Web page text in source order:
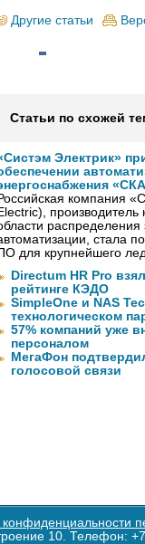
Другие статьи
Статьи по схожей
Электрик»
компания
распределения
стала
для крупнейшего
Directum HR Pro
рейтинге КЭДО
SimpleOne и NAS
технологическом
57% компаний уже
персоналом
МегаФон
голосовой связи
конфиденциальности
10. Телефон: